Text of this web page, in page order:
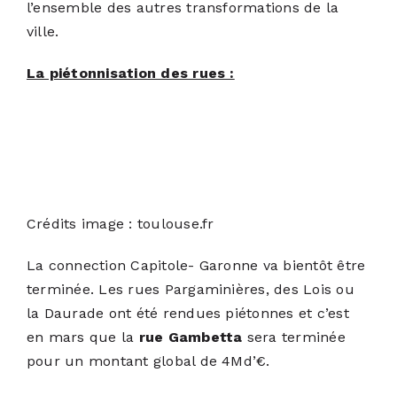
l’ensemble des autres transformations de la
ville.
La piétonnisation des rues :
Crédits image : toulouse.fr
La connection Capitole- Garonne va bientôt être
terminée. Les rues Pargaminières, des Lois ou
la Daurade ont été rendues piétonnes et c’est
en mars que la rue Gambetta sera terminée
pour un montant global de 4Md’€.